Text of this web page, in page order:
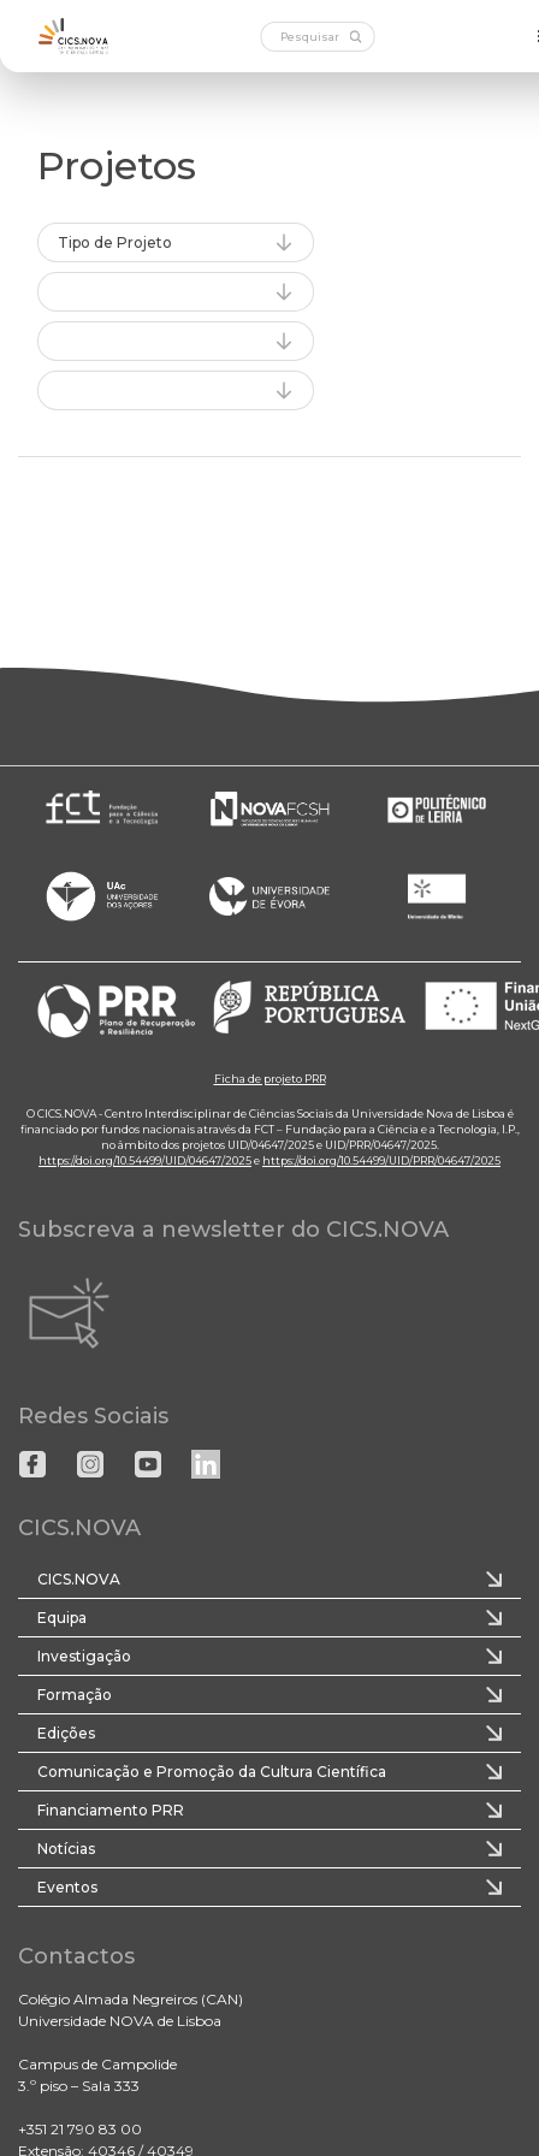
Projetos
Tipo de Projeto
Ficha de projeto PRR
O CICS.NOVA - Centro Interdisciplinar de Ciências Sociais da Universidade Nova de Lisboa é
financiado por fundos nacionais através da FCT – Fundação para a Ciência e a Tecnologia, I.P.,
no âmbito dos projetos UID/04647/2025 e UID/PRR/04647/2025.
https://doi.org/10.54499/UID/04647/2025e https://doi.org/10.54499/UID/PRR/04647/2025
Subscreva a newsletter do CICS.NOVA
Redes Sociais
CICS.NOVA
CICS.NOVA
Equipa
Investigação
Formação
Edições
Comunicação e Promoção da Cultura Científica
Financiamento PRR
Notícias
Eventos
Contactos
Colégio Almada Negreiros (CAN)
Universidade NOVA de Lisboa
Campus de Campolide
3.º piso – Sala 333
+351 21 790 83 00
Extensão: 40346 / 40349